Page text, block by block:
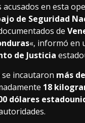
acusados en esta
de Seguridad
de
«, informó en
de Justicia
incautaron más
18
dólares